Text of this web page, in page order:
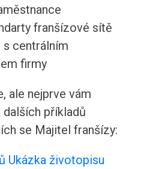
franšízové sítě
s centrálním
firmy
ale nejprve vám
příkladů
se Majitel franšízy:
Ukázka životopisu